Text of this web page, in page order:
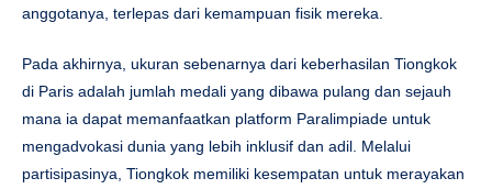
anggotanya, terlepas dari kemampuan fisik mereka.
Pada akhirnya, ukuran sebenarnya dari keberhasilan Tiongkok
di Paris adalah jumlah medali yang dibawa pulang dan sejauh
mana ia dapat memanfaatkan platform Paralimpiade untuk
mengadvokasi dunia yang lebih inklusif dan adil. Melalui
partisipasinya, Tiongkok memiliki kesempatan untuk merayakan